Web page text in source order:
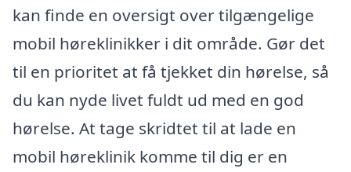
kan finde en oversigt over tilgængelige
mobil høreklinikker i dit område. Gør det
til en prioritet at få tjekket din hørelse, så
du kan nyde livet fuldt ud med en god
hørelse. At tage skridtet til at lade en
mobil høreklinik komme til dig er en